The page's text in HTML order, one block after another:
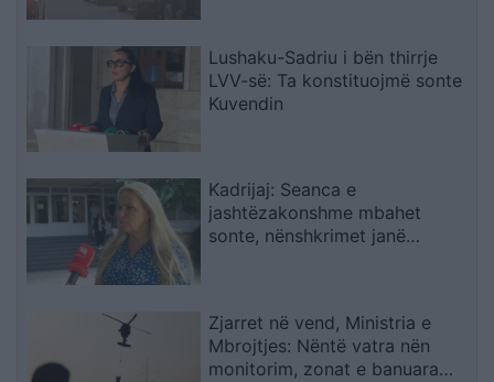
Lushaku-Sadriu i bën thirrje
LVV-së: Ta konstituojmë sonte
Kuvendin
Kadrijaj: Seanca e
jashtëzakonshme mbahet
sonte, nënshkrimet janë
Zjarret në vend, Ministria e
Mbrojtjes: Nëntë vatra nën
monitorim, zonat e banuara